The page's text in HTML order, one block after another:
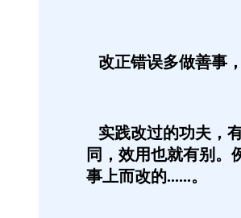
改正错误多做善事
实践改过的功夫，
同，效用也就有别。
事上而改的......。